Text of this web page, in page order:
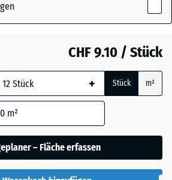
CHF 9.10 / Stück
+ Stück m²
0 m²
– Fläche erfassen